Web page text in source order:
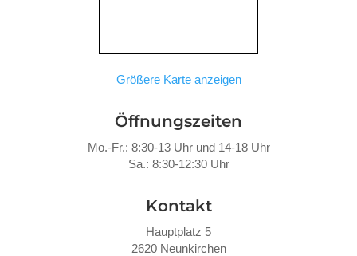
Größere Karte anzeigen
Öffnungszeiten
Mo.-Fr.: 8:30-13 Uhr und 14-18 Uhr
Sa.: 8:30-12:30 Uhr
Kontakt
Hauptplatz 5
2620 Neunkirchen